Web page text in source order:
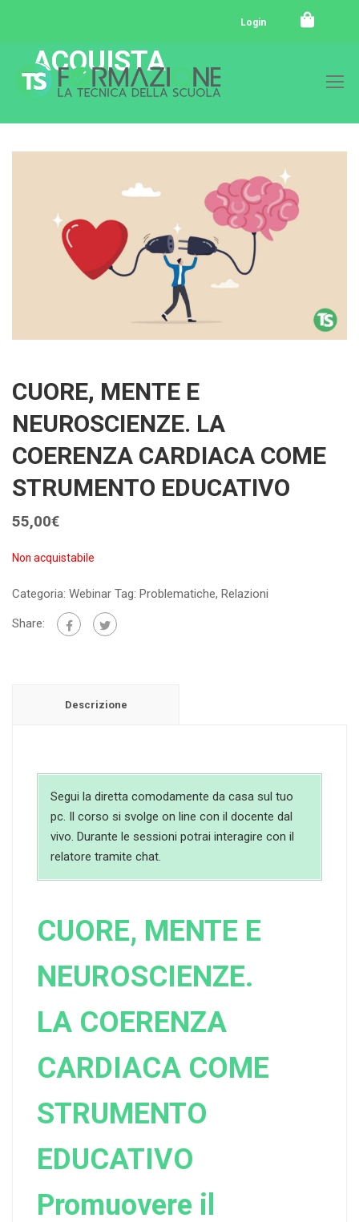
Login
ACQUISTA
CUORE, MENTE E
NEUROSCIENZE. LA
COERENZA CARDIACA COME
STRUMENTO EDUCATIVO
55,00€
Non acquistabile
Categoria: Webinar Tag: Problematiche, Relazioni
Share:
Descrizione
Segui la diretta comodamente da casa sul tuo
pc. Il corso si svolge on line con il docente dal
vivo. Durante le sessioni potrai interagire con il
relatore tramite chat.
CUORE, MENTE E
NEUROSCIENZE.
LA COERENZA
CARDIACA COME
STRUMENTO
EDUCATIVO
Promuovere il